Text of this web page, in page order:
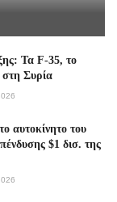
Τα F-35, το
Συρία
αυτοκίνητο του
$1 δισ. της